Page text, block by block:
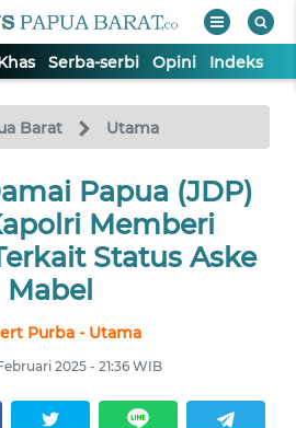
Serba-serbi Opini Indeks
Barat Utama
Papua (JDP)
Memberi
Status Aske
Mabel
Purba - Utama
2025 - 21:36 WIB